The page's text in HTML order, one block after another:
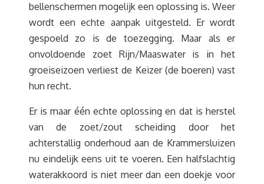
bellenschermen mogelijk een oplossing is. Weer
wordt een echte aanpak uitgesteld. Er wordt
gespoeld zo is de toezegging. Maar als er
onvoldoende zoet Rijn/Maaswater is in het
groeiseizoen verliest de Keizer (de boeren) vast
hun recht.
Er is maar één echte oplossing en dat is herstel
van de zoet/zout scheiding door het
achterstallig onderhoud aan de Krammersluizen
nu eindelijk eens uit te voeren. Een halfslachtig
waterakkoord is niet meer dan een doekje voor